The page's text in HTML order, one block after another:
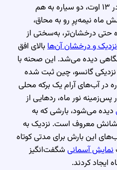
در ۱۳ اوت، دو سیاره به هم
ماه نیمه‌پرِ رو به محاق،
حتی درخشان‌تر، به‌سختی از
و درخشان آن‌هابالای افق
دیده می‌شد. این صحنه با
گانسو، چین ثبت شده
در آب‌های آرام یک برکه محلی
نور ماه، ردهایی از
دیده می‌شود، بارشی که به
معروف است. نزدیک به
این بارش برای مدتی کوتاه
نمایش آسمانیشگفت‌انگیز
ایجاد کردند.